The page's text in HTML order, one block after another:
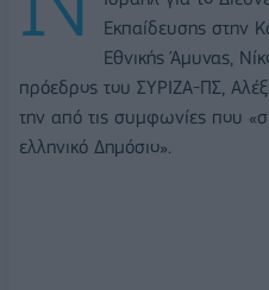
Εκπαίδευσης στην
Εθνικής Άμυνας,
πρόεδρος του ΣΥΡΙΖΑ-ΠΣ,
την από τις συμφωνίες που
ελληνικό Δημόσιο».